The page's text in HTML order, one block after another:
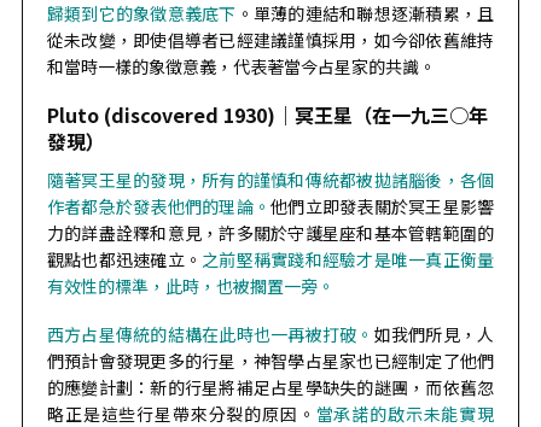
歸類到它的象徵意義底下 。單薄的連結和聯想逐漸積累，且
從未改變，即使倡導者已經建議謹慎採用，如今卻依舊維持
和當時一樣的象徵意義，代表著當今占星家的共識。
Pluto (discovered 1930)｜ 冥王星（在一九三○年
發現）
隨著冥王星的發現，所有的謹慎和傳統都被拋諸腦後，各個
作者都急於發表他們的理論。他們立即發表關於冥王星影響
力的詳盡詮釋和意見，許多關於守護星座和基本管轄範圍的
觀點也都迅速確立。 之前堅稱實踐和經驗才是唯一真正衡量
有效性的標準，此時，也被擱置一旁。
西方占星傳統的結構在此時也一再被打破。 如我們所見，人
們預計會發現更多的行星，神智學占星家也已經制定了他們
的應變計劃：新的行星將補足占星學缺失的謎團，而依舊忽
略正是這些行星帶來分裂的原因。 當承諾的啟示未能實現